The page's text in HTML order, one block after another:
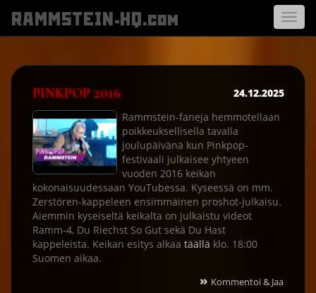
Avaa
RAMMSTEIN-HQ.com
PINKPOP 2016
24.12.2025
Rammstein-faneja hemmotellaan
poikkeuksellisella tavalla
joulupäivänä kun Pinkpop-
festivaali julkaisee yhtyeen
vuoden 2016 keikan
kokonaisuudessaan YouTubessa. Kyseessä on mm.
Zerstören-kappeleen ensimmäinen proshot-julkaisu.
Aiemmin kyseiseltä keikalta on julkaistu videot
Ramm-4, Du Riechst So Gut sekä Du Hast
kappeleista. Keikan esitys alkaa täällä klo. 18:00
Suomen aikaa.
» Kommentoi & Jaa